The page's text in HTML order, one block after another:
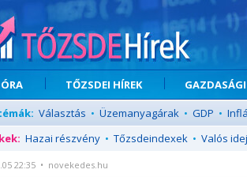
TŐZSDEI HÍREK
Választás • Üzemanyagárak • GDP •
Hazai részvény • Tőzsdeindexek • Valós
22:35 • novekedes.hu